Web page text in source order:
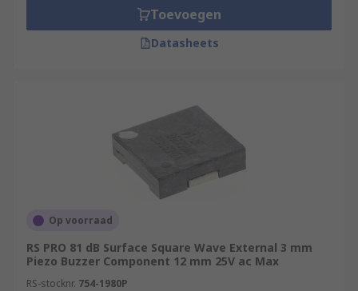
Toevoegen
Datasheets
Op voorraad
RS PRO 81 dB Surface Square Wave External 3 mm
Piezo Buzzer Component 12 mm 25V ac Max
RS-stocknr. 754-1980P